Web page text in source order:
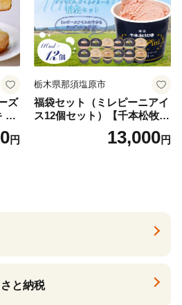
ズ
チ
円
栃木県那須塩原市
福袋セット（ミレピーニアイ
ス12個セット）【千本松牧
場】 ns025-014-12 【デザー
ト 詰め合わせ ギフト】
13,000円
と納税